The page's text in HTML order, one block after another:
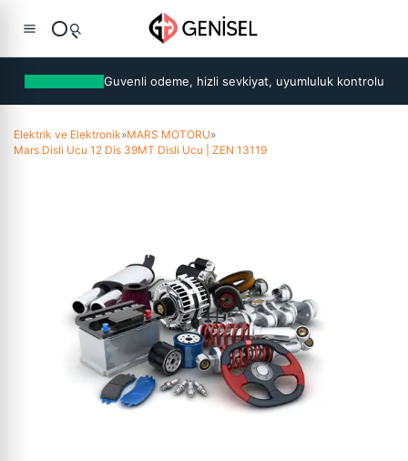
Guvenli odeme, hizli sevkiyat, uyumluluk kontrolu
Elektrik ve Elektronik»MARS MOTORU»
Mars Disli Ucu 12 Dis 39MT Disli Ucu | ZEN 13119